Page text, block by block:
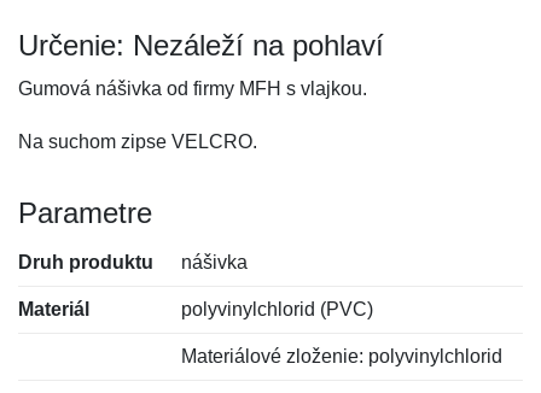
Určenie: Nezáleží na pohlaví
Gumová nášivka od firmy MFH s vlajkou.
Na suchom zipse VELCRO.
Parametre
Druh produktu nášivka
Materiál polyvinylchlorid (PVC)
Materiálové zloženie: polyvinylchlorid